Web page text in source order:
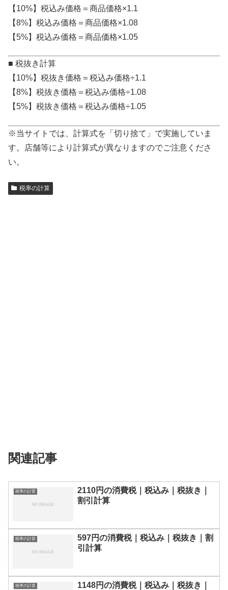
【10%】税込み価格＝商品価格×1.1
【8%】税込み価格＝商品価格×1.08
【5%】税込み価格＝商品価格×1.05
■ 税抜き計算
【10%】税抜き価格＝税込み価格÷1.1
【8%】税抜き価格＝税込み価格÷1.08
【5%】税抜き価格＝税込み価格÷1.05
※当サイトでは、計算式を「切り捨て」で実施していま
す。店舗等により計算式が異なりますのでご注意くださ
い。
税率の計算
関連記事
税率の計算
2110円の消費税｜税込み｜税抜き｜
割引計算
税率の計算
597円の消費税｜税込み｜税抜き｜割
引計算
税率の計算
1148円の消費税｜税込み｜税抜き｜